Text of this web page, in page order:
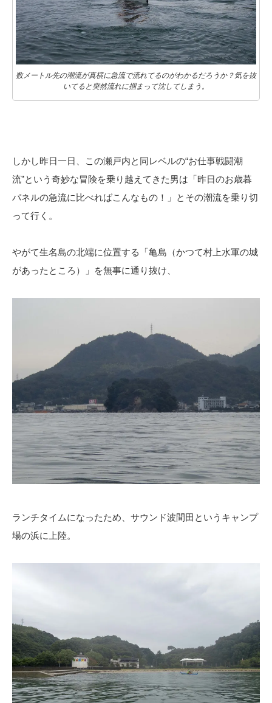
数メートル先の潮流が真横に急流で流れてるのがわかるだろうか？気を抜
いてると突然流れに掴まって沈してしまう。
しかし昨日一日、この瀬戸内と同レベルの“お仕事戦闘潮
流”という奇妙な冒険を乗り越えてきた男は「昨日のお歳暮
パネルの急流に比べればこんなもの！」とその潮流を乗り切
って行く。
やがて生名島の北端に位置する「亀島（かつて村上水軍の城
があったところ）」を無事に通り抜け、
ランチタイムになったため、サウンド波間田というキャンプ
場の浜に上陸。